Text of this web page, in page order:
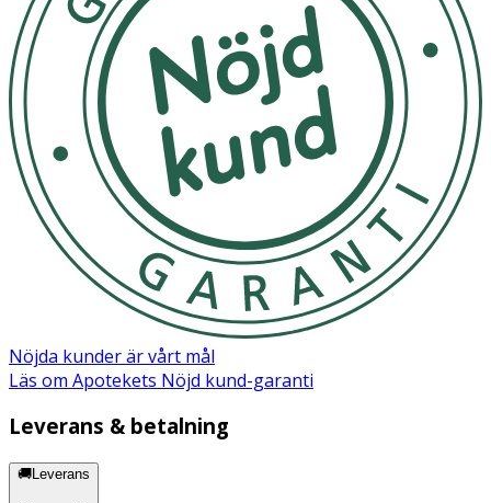
Nöjda kunder är vårt mål
Läs om Apotekets Nöjd kund-garanti
Leverans & betalning
🚚Leverans